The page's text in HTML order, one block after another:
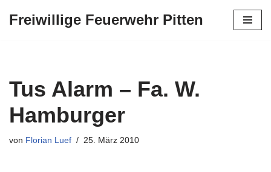
Freiwillige Feuerwehr Pitten
Tus Alarm – Fa. W.
Hamburger
von Florian Luef 25. März 2010